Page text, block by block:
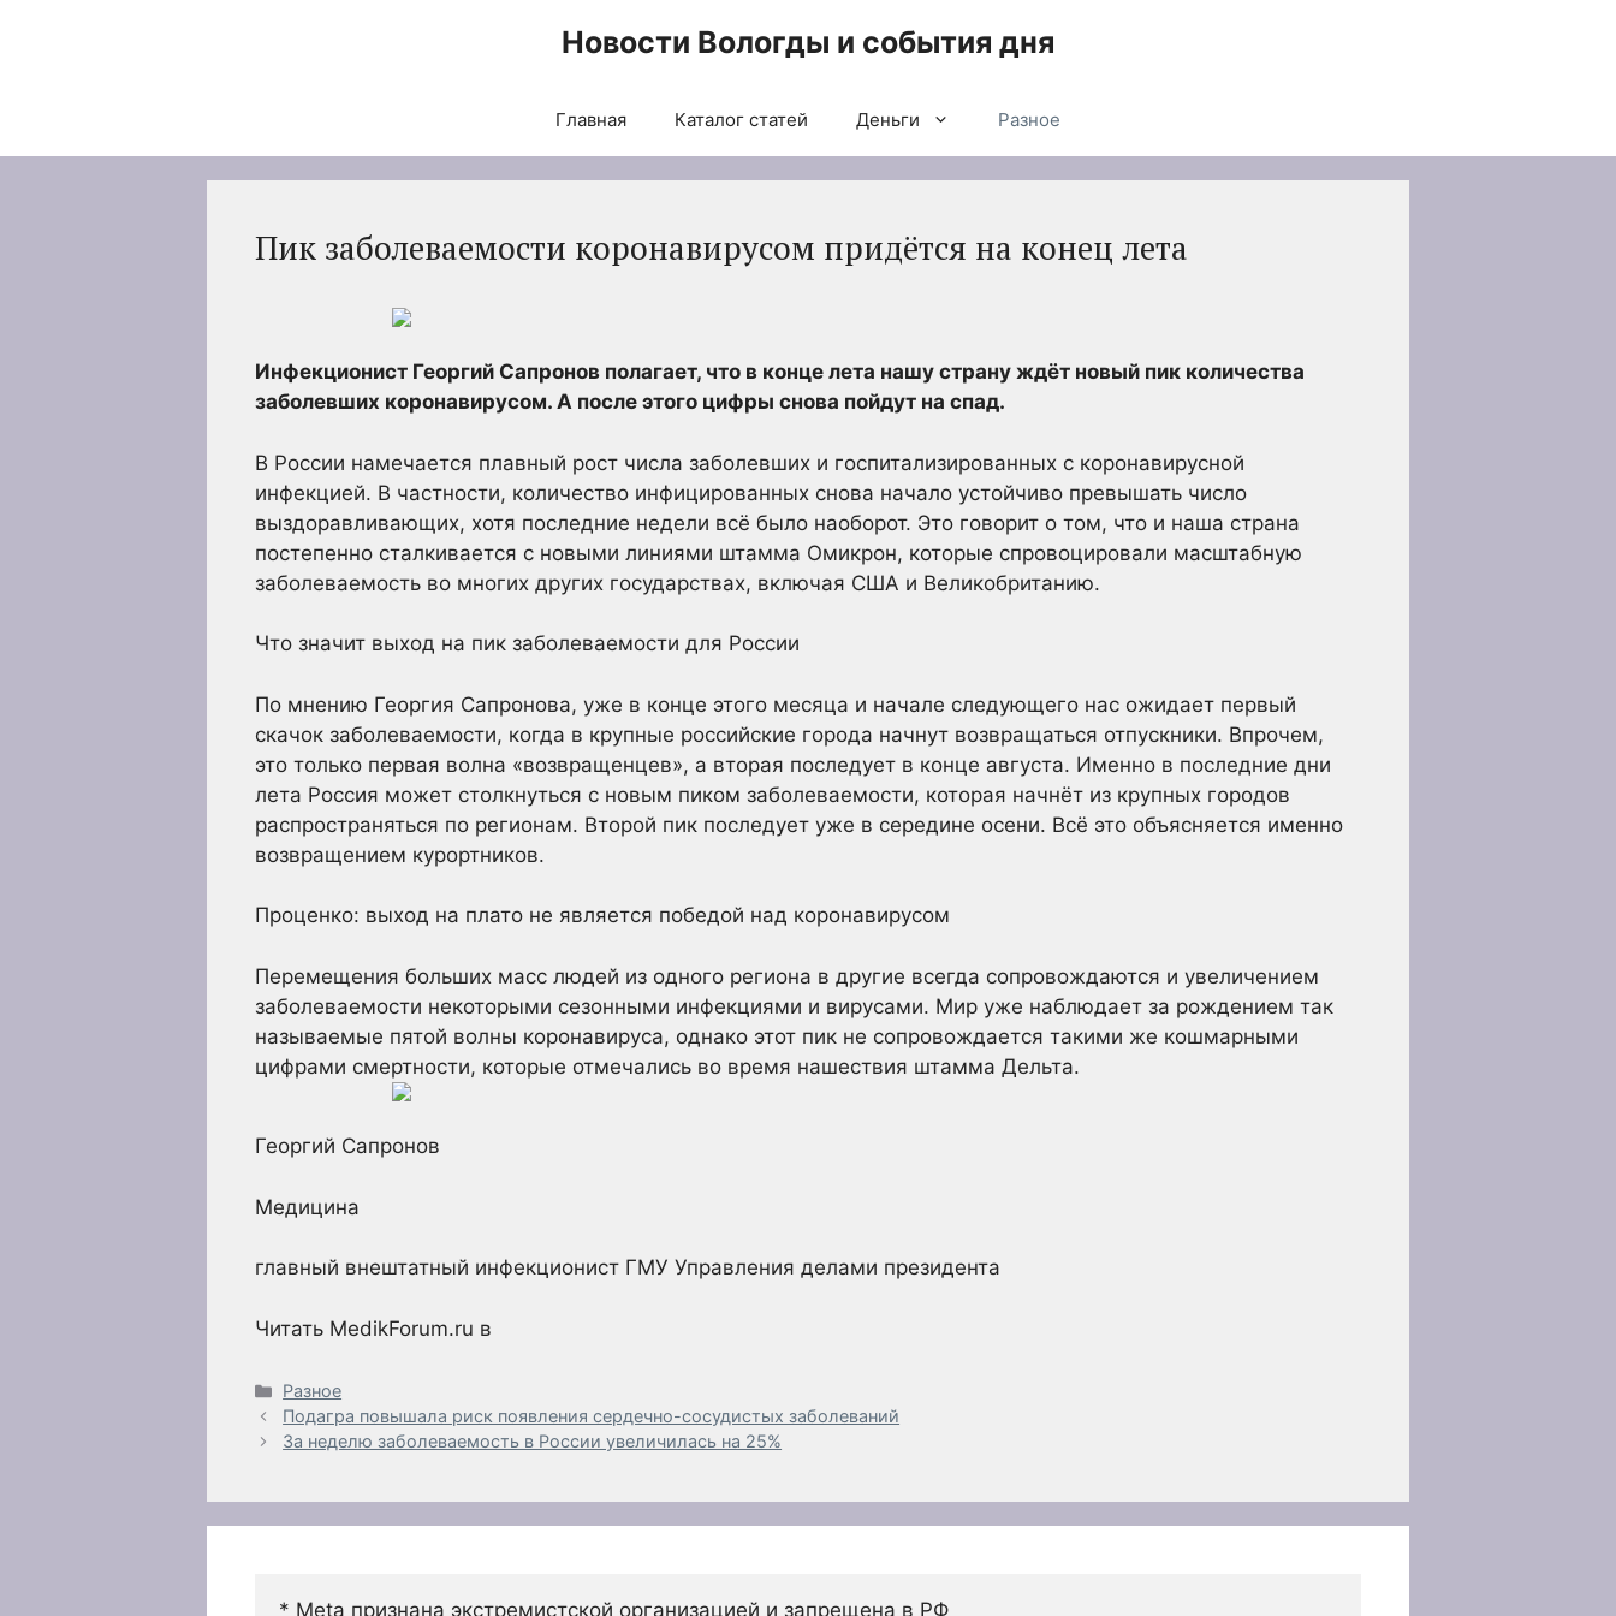
Новости Вологды и события дня
Главная Каталог статей Деньги Разное
Пик заболеваемости коронавирусом придётся на конец лета
Инфекционист Георгий Сапронов полагает, что в конце лета нашу страну ждёт новый пик количества
заболевших коронавирусом. А после этого цифры снова пойдут на спад.
В России намечается плавный рост числа заболевших и госпитализированных с коронавирусной
инфекцией. В частности, количество инфицированных снова начало устойчиво превышать число
выздоравливающих, хотя последние недели всё было наоборот. Это говорит о том, что и наша страна
постепенно сталкивается с новыми линиями штамма Омикрон, которые спровоцировали масштабную
заболеваемость во многих других государствах, включая США и Великобританию.
Что значит выход на пик заболеваемости для России
По мнению Георгия Сапронова, уже в конце этого месяца и начале следующего нас ожидает первый
скачок заболеваемости, когда в крупные российские города начнут возвращаться отпускники. Впрочем,
это только первая волна «возвращенцев», а вторая последует в конце августа. Именно в последние дни
лета Россия может столкнуться с новым пиком заболеваемости, которая начнёт из крупных городов
распространяться по регионам. Второй пик последует уже в середине осени. Всё это объясняется именно
возвращением курортников.
Проценко: выход на плато не является победой над коронавирусом
Перемещения больших масс людей из одного региона в другие всегда сопровождаются и увеличением
заболеваемости некоторыми сезонными инфекциями и вирусами. Мир уже наблюдает за рождением так
называемые пятой волны коронавируса, однако этот пик не сопровождается такими же кошмарными
цифрами смертности, которые отмечались во время нашествия штамма Дельта.
Георгий Сапронов
Медицина
главный внештатный инфекционист ГМУ Управления делами президента
Читать MedikForum.ru в
Рубрики
Разное
Подагра повышала риск появления сердечно-сосудистых заболеваний
За неделю заболеваемость в России увеличилась на 25%
* Meta признана экстремистской организацией и запрещена в РФ